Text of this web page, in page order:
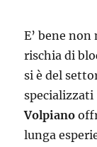
E’ bene
rischia di
si è del
Volpiano
lunga